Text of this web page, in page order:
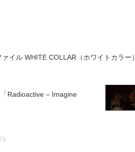
イル WHITE COLLAR（ホワイトカラー）
Radioactive – Imagine